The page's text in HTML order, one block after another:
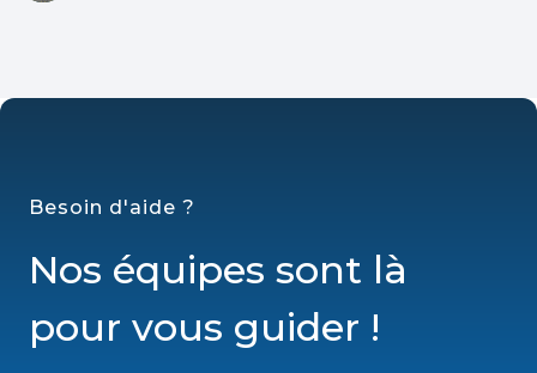
Besoin d'aide ?
Nos équipes sont là
pour vous guider !